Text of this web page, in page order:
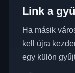
Link a
Ha másik
kell újra
egy külön